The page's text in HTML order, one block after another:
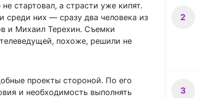
стартовал, а страсти уже кипят.
среди них — сразу два человека из
и Михаил Терехин. Съемки
похоже, решили не
проекты стороной. По его
и необходимость выполнять
2
3